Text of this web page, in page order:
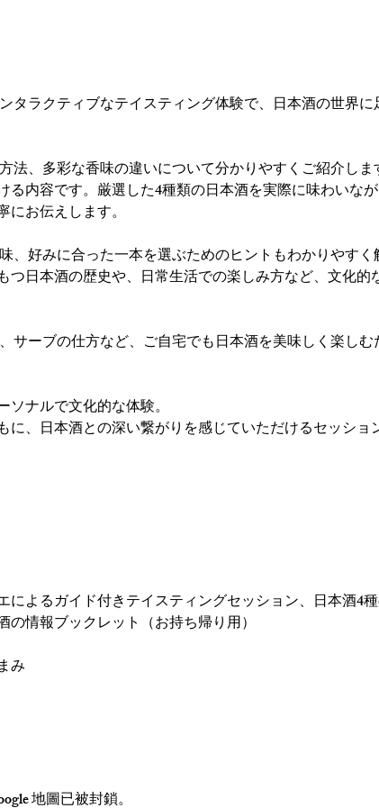
タラクティブなテイスティング体験で、日本酒の世界
法、多彩な香味の違いについて分かりやすくご紹介しま
る内容です。厳選した4種類の日本酒を実際に味わいな
お伝えします。
、好みに合った一本を選ぶためのヒントもわかりやす
つ日本酒の歴史や、日常生活での楽しみ方など、文化的
サーブの仕方など、ご自宅でも日本酒を美味しく楽し
ナルで文化的な体験。
、日本酒との深い繋がりを感じていただけるセッショ
によるガイド付きテイスティングセッション、日本酒4
情報ブックレット（お持ち帰り用）
み
地圖已被封鎖。